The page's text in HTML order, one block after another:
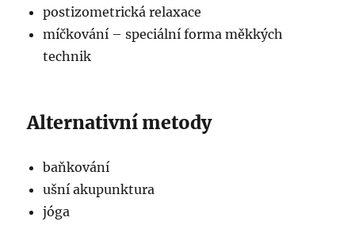
postizometrická relaxace
míčkování – speciální forma měkkých
technik
Alternativní metody
baňkování
ušní akupunktura
jóga